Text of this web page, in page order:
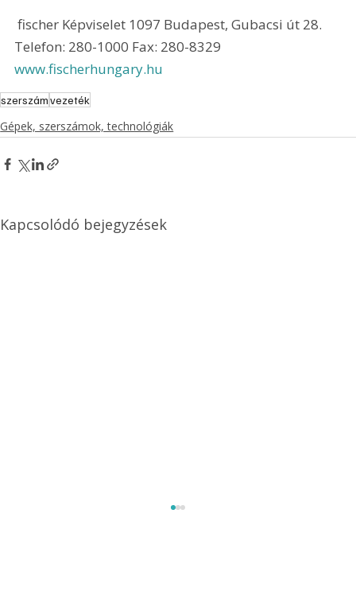
fischer Képviselet 1097 Budapest, Gubacsi út 28.
Telefon: 280-1000 Fax: 280-8329
www.fischerhungary.hu
szerszámvezeték
Gépek, szerszámok, technológiák
Kapcsolódó bejegyzések